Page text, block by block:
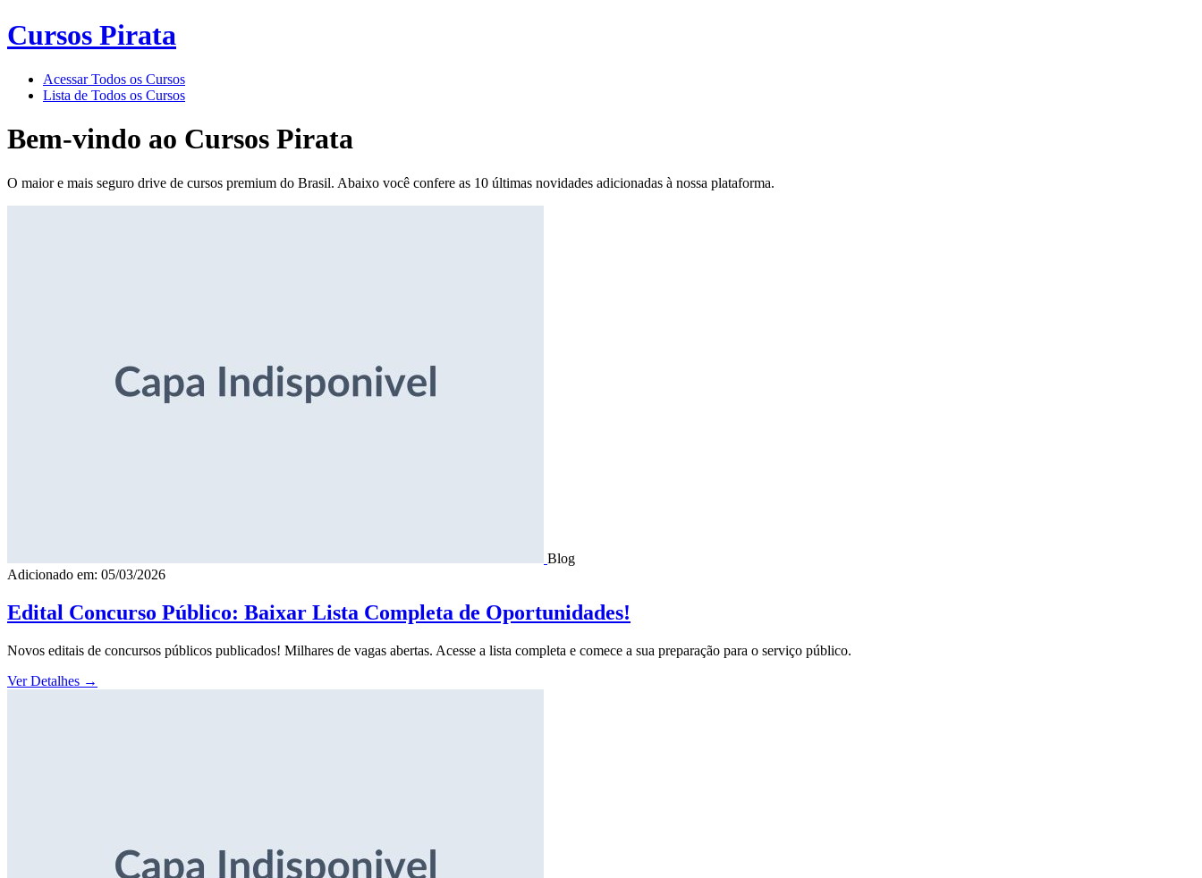
Cursos Pirata
Acessar Todos os Cursos
Lista de Todos os Cursos
Bem-vindo ao Cursos Pirata
O maior e mais seguro drive de cursos premium do Brasil. Abaixo você confere as 10 últimas novidades adicionadas à nossa plataforma.
Blog
Adicionado em: 05/03/2026
Edital Concurso Público: Baixar Lista Completa de Oportunidades!
Novos editais de concursos públicos publicados! Milhares de vagas abertas. Acesse a lista completa e comece a sua preparação para o serviço público.
Ver Detalhes →